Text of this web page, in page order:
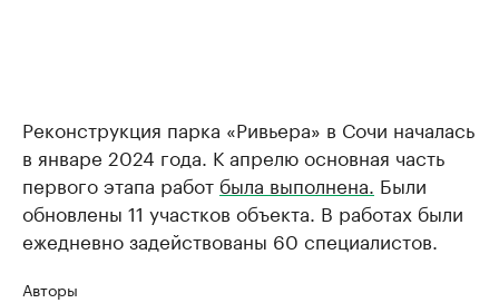
Реконструкция парка «Ривьера» в Сочи началась
в январе 2024 года. К апрелю основная часть
первого этапа работ была выполнена. Были
обновлены 11 участков объекта. В работах были
ежедневно задействованы 60 специалистов.
Авторы